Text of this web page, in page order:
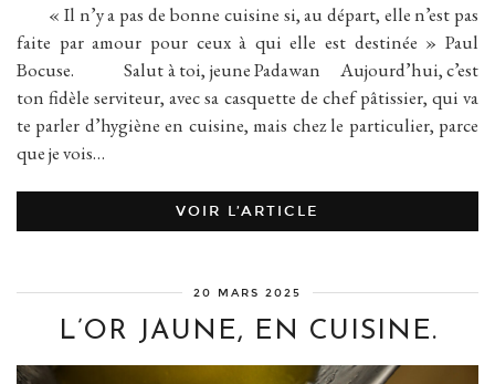
« Il n’y a pas de bonne cuisine si, au départ, elle n’est pas
faite par amour pour ceux à qui elle est destinée » Paul
Bocuse. Salut à toi, jeune Padawan Aujourd’hui, c’est
ton fidèle serviteur, avec sa casquette de chef pâtissier, qui va
te parler d’hygiène en cuisine, mais chez le particulier, parce
que je vois…
VOIR L’ARTICLE
20 MARS 2025
L’OR JAUNE, EN CUISINE.